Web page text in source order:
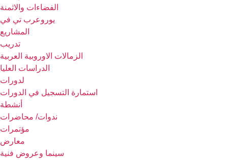
الفضاءات والاثمنة
يوروعرب تي في
المشاريع
تدريب
الزمالات الاوروبية العربية
الدراسات العليا
لدورات
استمارة التسجيل في الدورات
أنشطة
ندوات/ محاضرات
مؤتمرات
معارض
سينما وعروض فنية